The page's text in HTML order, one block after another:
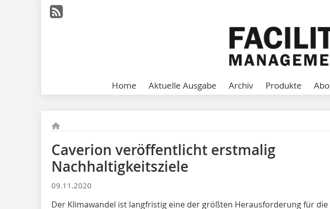
Home Aktuelle Ausgabe Archiv Produkte Abo
Caverion veröffentlicht erstmalig
Nachhaltigkeitsziele
09.11.2020
Der Klimawandel ist langfristig eine der größten Herausforderung für die